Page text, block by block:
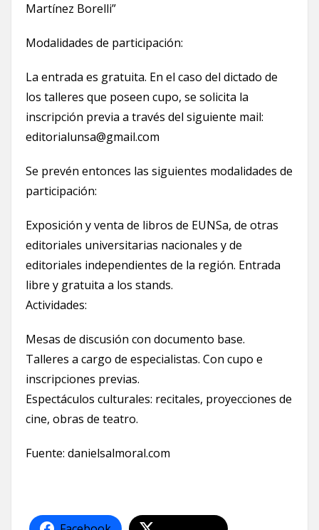
Martínez Borelli”
Modalidades de participación:
La entrada es gratuita. En el caso del dictado de
los talleres que poseen cupo, se solicita la
inscripción previa a través del siguiente mail:
editorialunsa@gmail.com
Se prevén entonces las siguientes modalidades de
participación:
Exposición y venta de libros de EUNSa, de otras
editoriales universitarias nacionales y de
editoriales independientes de la región. Entrada
libre y gratuita a los stands.
Actividades:
Mesas de discusión con documento base.
Talleres a cargo de especialistas. Con cupo e
inscripciones previas.
Espectáculos culturales: recitales, proyecciones de
cine, obras de teatro.
Fuente: danielsalmoral.com